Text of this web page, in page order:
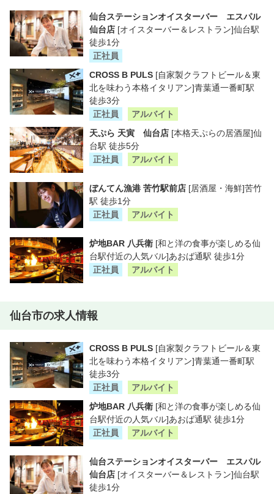
仙台ステーションオイスターバー エスパル
仙台店 [オイスターバー＆レストラン]仙台駅
徒歩1分
正社員
CROSS B PULS [自家製クラフトビール＆東
北を味わう本格イタリアン]青葉通一番町駅
徒歩3分
正社員
アルバイト
天ぷら 天寅 仙台店 [本格天ぷらの居酒屋]仙
台駅 徒歩5分
正社員
アルバイト
ぼんてん漁港 苦竹駅前店 [居酒屋・海鮮]苦竹
駅 徒歩1分
正社員
アルバイト
炉地BAR 八兵衛 [和と洋の食事が楽しめる仙
台駅付近の人気バル]あおば通駅 徒歩1分
正社員
アルバイト
仙台市の求人情報
CROSS B PULS [自家製クラフトビール＆東
北を味わう本格イタリアン]青葉通一番町駅
徒歩3分
正社員
アルバイト
炉地BAR 八兵衛 [和と洋の食事が楽しめる仙
台駅付近の人気バル]あおば通駅 徒歩1分
正社員
アルバイト
仙台ステーションオイスターバー エスパル
仙台店 [オイスターバー＆レストラン]仙台駅
徒歩1分